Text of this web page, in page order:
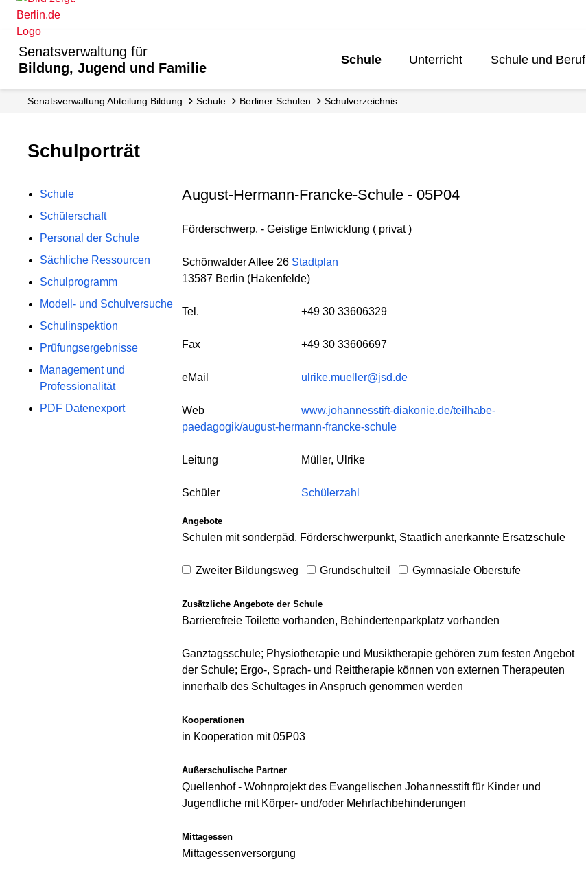
Senatsverwaltung für
Bildung, Jugend und Familie
Schule Unterricht Schule und Beruf
Senats­verwaltung Abteilung Bildung Schule Berliner Schulen Schul­verzeichnis
Schulporträt
Schule
Schülerschaft
Personal der Schule
Sächliche Ressourcen
Schulprogramm
Modell- und Schulversuche
Schulinspektion
Prüfungsergebnisse
Management und
Professionalität
PDF Datenexport
August-Hermann-Francke-Schule - 05P04
Förderschwerp. - Geistige Entwicklung ( privat )
Schönwalder Allee 26 Stadtplan
13587 Berlin (Hakenfelde)
Tel. +49 30 33606329
Fax +49 30 33606697
eMail ulrike.mueller@jsd.de
Web
www.johannesstift-diakonie.de/teilhabe-
paedagogik/august-hermann-francke-schule
Leitung Müller, Ulrike
Schüler Schülerzahl
Angebote
Schulen mit sonderpäd. Förderschwerpunkt, Staatlich anerkannte Ersatzschule
Zweiter Bildungsweg Grundschulteil Gymnasiale Oberstufe
Zusätzliche Angebote der Schule
Barrierefreie Toilette vorhanden, Behindertenparkplatz vorhanden
Ganztagsschule; Physiotherapie und Musiktherapie gehören zum festen Angebot
der Schule; Ergo-, Sprach- und Reittherapie können von externen Therapeuten
innerhalb des Schultages in Anspruch genommen werden
Kooperationen
in Kooperation mit 05P03
Außerschulische Partner
Quellenhof - Wohnprojekt des Evangelischen Johannesstift für Kinder und
Jugendliche mit Körper- und/oder Mehrfachbehinderungen
Mittagessen
Mittagessenversorgung